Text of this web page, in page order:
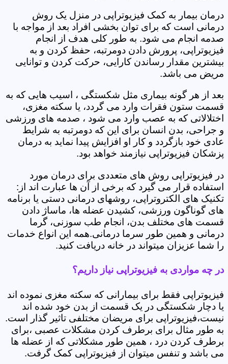
درمان بیمار به کمک فیزیوتراپی در منزل یک روش
درمانی است که برای توان بخشی افراد بعد از مواجه با
صدمه انجام می شود. به طور کلی هدف از انجام
فیزیوتراپی، پرورش دادن دومرتبه، حفظ کردن و به
بیشترین مقدار رساندن کارایی، حرکت کردن و توانایی
مریض می باشد.
بعد از هر گونه بیماری مثل شکستگی ، اسیب هایی که به
قسمت ستون فقرات وارد می گردد، یا سکته مغزی،
اختلالاتی که به عصب وارد می شود ، صدمه های ورزشی
و جراحی، بدن انسان برای این که دومرتبه به شرایط
عادی خود بازگردد و کار او افزایش پیدا نماید به درمان
پزشکان فیزیوتراپی نیازمند خواهد بود.
در فیزیوتراپی روش های متعددی برای درمان مورد
استفاده قرار می گیرد که برخی از آن ها عبارت اند از:
تکنیک های الکتروتراپی، روشهای درمانی دستی یا برنامه
های گوناگون ورزشی، کشیدن عضله ها، ماساژ دادن
قسمت های مختلف بدن، انجام طب سوزنی، گرما
درمانی و همین طور سرما درمانی.همه این انواع خدمات
را شما عزیزان میتواند در خانه دریافت کنید.
در چه مواردی به فیزیوتراپی نیاز داریم؟
فیزیوتراپی فقط برای بیمارانی که سکته مغزی نموده اند
یا دچار شکستگی در یک قسمت از بدن خود شده اند
نیست،فیزیوتراپی برای مریضان مختلفی تاثیر گذار است.
به طور مثال برای برطرف کردن مشکلات عصبی ،برای
برطرف کردن درد ، همین طور مشکلاتی که از عضله ها
می باشد و تنفس میتوان از فیزیوتراپی کمک گرفت.